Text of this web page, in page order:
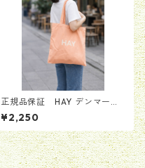
正規品保証 HAY デンマー
ク トートバッグ 2024年
限定カラー トートバッグ
ピーチ さくら 桃 桜
¥2,250